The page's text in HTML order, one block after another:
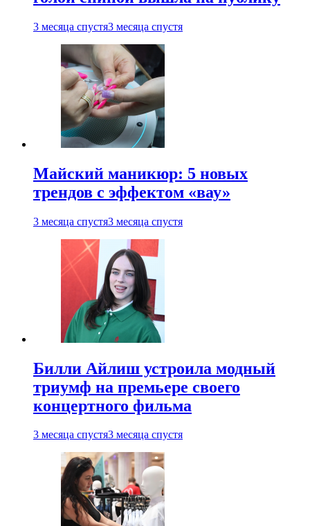
3 месяца спустя3 месяца спустя
Майский маникюр: 5 новых
трендов с эффектом «вау»
3 месяца спустя3 месяца спустя
Билли Айлиш устроила модный
триумф на премьере своего
концертного фильма
3 месяца спустя3 месяца спустя